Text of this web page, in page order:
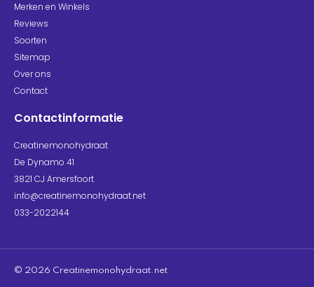
Merken en Winkels
Reviews
Soorten
Sitemap
Over ons
Contact
Contactinformatie
Creatinemonohydraat
De Dynamo 41
3821 CJ Amersfoort
info@creatinemonohydraat.net
033-2022144
© 2026 Creatinemonohydraat.net​